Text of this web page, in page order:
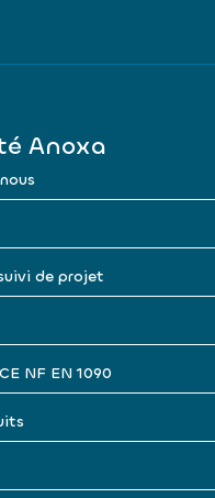
Anoxa
de projet
NF EN 1090